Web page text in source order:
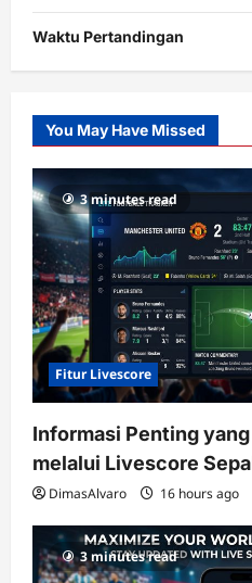
Waktu Pertandingan
Slot
Gacor
RTP
terupdate
You May Have Missed
3 minutes read
Fitur Livescore
Informasi Penting
melalui Livescore
DimasAlvaro 16 hours ago
3 minutes read